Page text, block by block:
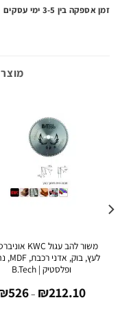
בין 3-5 ימי עסקים
מוצרים
משור להב עגול KWC אוניברסלי –
לעץ, בוק, אדני רכבת, MDF, נחושת
ופלסטיק | B.Tech
₪212.10
–
₪526